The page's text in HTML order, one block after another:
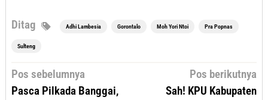
Ditag Adhi Lambesia Gorontalo Moh Yori Ntoi Pra Popnas
Sulteng
Navigasi
Pos sebelumnya
Pasca Pilkada Banggai,
Pos berikutnya
Sah! KPU Kabupaten